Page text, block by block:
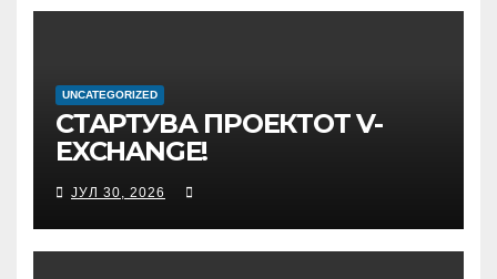
UNCATEGORIZED
СТАРТУВА ПРОЕКТОТ V-
EXCHANGE!
УНИВЕРЗИТЕТОТ „МАЈКА
ТЕРЕЗА“ ВО СКОПЈЕ ЈА
ПРЕДВОДИ
МЕЃУНАРОДНАТА
ЈУЛ 30, 2026